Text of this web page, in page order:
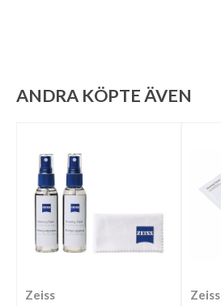
ANDRA KÖPTE ÄVEN
Zeiss Zeiss